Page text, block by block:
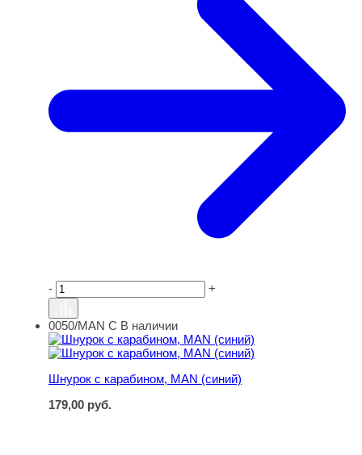
- +
Шнурок с карабином, MAN (синий)
0050/MAN C В наличии
Шнурок с карабином, MAN (синий)
179,00 руб.